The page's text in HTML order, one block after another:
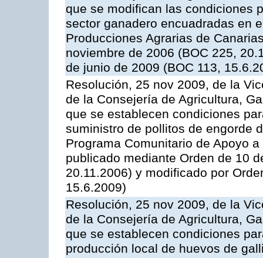
que se modifican las condiciones
sector ganadero encuadradas en
Producciones Agrarias de
noviembre de 2006 (BOC 225,
de junio de 2009 (BOC 113,
Resolución, 25 nov 2009, de la
de la Consejería de Agricultura,
que se establecen condiciones
suministro de pollitos de engorde
Programa Comunitario de Apoyo
publicado mediante Orden de 10
20.11.2006) y modificado por
15.6.2009)
Resolución, 25 nov 2009, de la
de la Consejería de Agricultura,
que se establecen condiciones
producción local de huevos de